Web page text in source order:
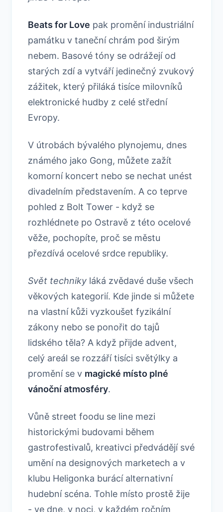
Beats for Love pak promění industriální
památku v taneční chrám pod širým
nebem. Basové tóny se odrážejí od
starých zdí a vytváří jedinečný zvukový
zážitek, který přiláká tisíce milovníků
elektronické hudby z celé střední
Evropy.
V útrobách bývalého plynojemu, dnes
známého jako Gong, můžete zažít
komorní koncert nebo se nechat unést
divadelním představením. A co teprve
pohled z Bolt Tower - když se
rozhlédnete po Ostravě z této ocelové
věže, pochopíte, proč se městu
přezdívá ocelové srdce republiky.
Svět techniky láká zvědavé duše všech
věkových kategorií. Kde jinde si můžete
na vlastní kůži vyzkoušet fyzikální
zákony nebo se ponořit do tajů
lidského těla? A když přijde advent,
celý areál se rozzáří tisíci světýlky a
promění se v magické místo plné
vánoční atmosféry.
Vůně street foodu se line mezi
historickými budovami během
gastrofestivalů, kreativci předvádějí své
umění na designových marketech a v
klubu Heligonka burácí alternativní
hudební scéna. Tohle místo prostě žije
- ve dne, v noci, v každém ročním